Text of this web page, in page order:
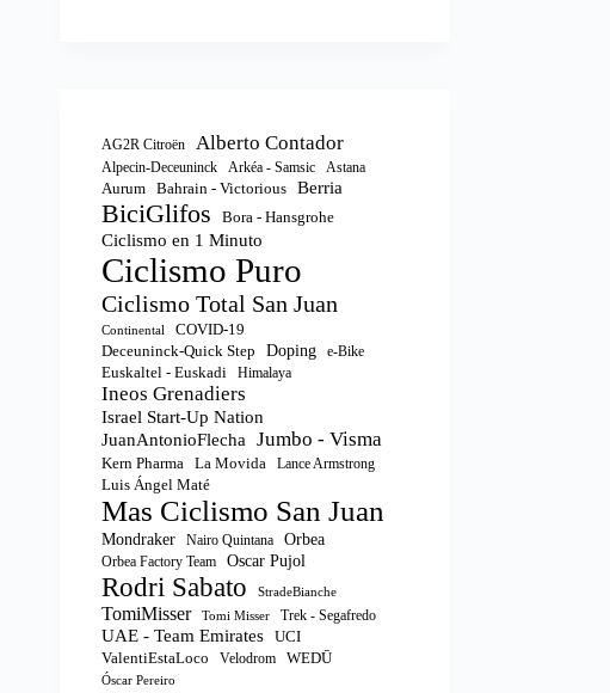
AG2R Citroën Alberto Contador
Alpecin-Deceuninck Arkéa - Samsic
Astana
Aurum
Bahrain - Victorious Berria
BiciGlifos Bora - Hansgrohe
Ciclismo en 1 Minuto
Ciclismo Puro
Ciclismo Total San Juan
Continental
COVID-19
Deceuninck-Quick Step
Doping e-Bike
Euskaltel - Euskadi Himalaya
Ineos Grenadiers
Israel Start-Up Nation
JuanAntonioFlecha Jumbo - Visma
Kern Pharma La Movida Lance Armstrong
Luis Ángel Maté
Mas Ciclismo San Juan
Mondraker Nairo Quintana Orbea
Orbea Factory Team Oscar Pujol
Rodri Sabato StradeBianche
TomiMisser Tomi Misser Trek - Segafredo
UAE - Team Emirates
UCI
ValentiEstaLoco
Velodrom WEDŪ
Óscar Pereiro